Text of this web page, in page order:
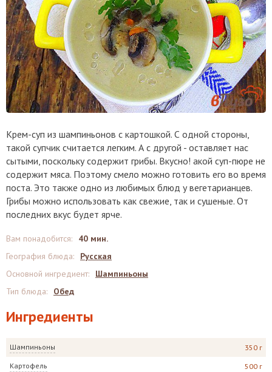
Крем-суп из шампиньонов с картошкой. С одной стороны,
такой супчик считается легким. А с другой - оставляет нас
сытыми, поскольку содержит грибы. Вкусно! акой суп-пюре не
содержит мяса. Поэтому смело можно готовить его во время
поста. Это также одно из любимых блюд у вегетарианцев.
Грибы можно использовать как свежие, так и сушеные. От
последних вкус будет ярче.
Ингредиенты
Шампиньоны 350 г
Картофель 500 г
Вам понадобится:
40 мин.
География блюда:
Русская
Основной ингредиент:
Шампиньоны
Тип блюда: Обед